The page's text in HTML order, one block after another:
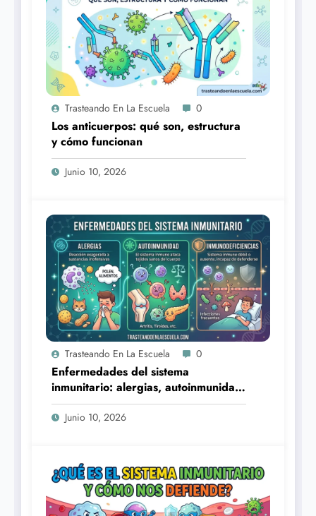
Trasteando En La Escuela 0
Los anticuerpos: qué son, estructura
y cómo funcionan
Junio 10, 2026
Trasteando En La Escuela 0
Enfermedades del sistema
inmunitario: alergias, autoinmunidad
e inmunodeficiencias
Junio 10, 2026